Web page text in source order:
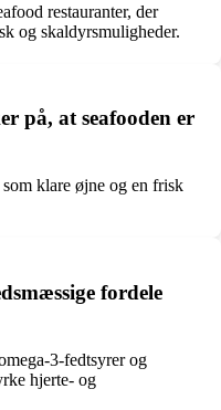
restauranter, der
og skaldyrsmuligheder.
på, at seafooden er
klare øjne og en frisk
fordele
3-fedtsyrer og
hjerte- og